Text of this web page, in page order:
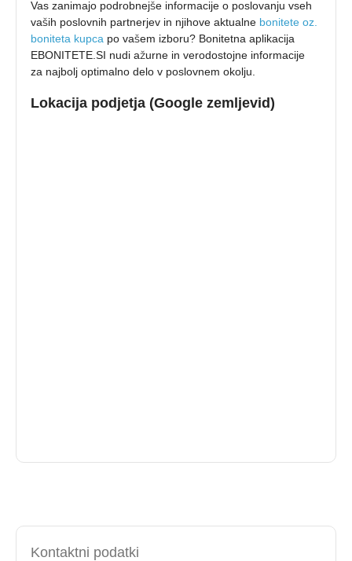
Vas zanimajo podrobnejše informacije o poslovanju vseh
vaših poslovnih partnerjev in njihove aktualne bonitete oz.
boniteta kupca po vašem izboru? Bonitetna aplikacija
EBONITETE.SI nudi ažurne in verodostojne informacije
za najbolj optimalno delo v poslovnem okolju.
Lokacija podjetja (Google zemljevid)
Kontaktni podatki